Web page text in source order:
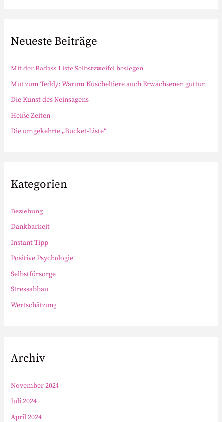
n
c
h
:
Neueste Beiträge
Mit der Badass-Liste Selbstzweifel besiegen
Mut zum Teddy: Warum Kuscheltiere auch Erwachsenen guttun
Die Kunst des Neinsagens
Heiße Zeiten
Die umgekehrte „Bucket-Liste“
Kategorien
Beziehung
Dankbarkeit
Instant-Tipp
Positive Psychologie
Selbstfürsorge
Stressabbau
Wertschätzung
Archiv
November 2024
Juli 2024
April 2024